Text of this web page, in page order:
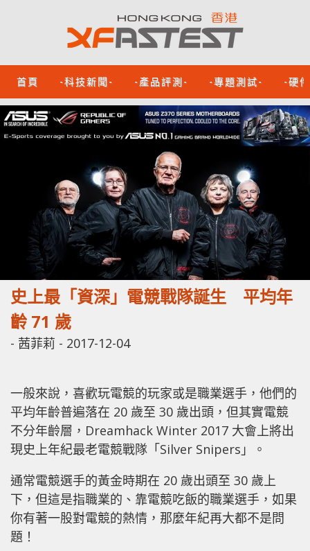
首頁 -科技新聞- -產品評測- -專題測試- -硬
史上最「資深」電競戰隊誕生 平均年
齡 71 歲
- 茜菲莉 - 2017-12-04
一般來說，喜歡玩電競的玩家或是職業選手，他們的
平均年齡普遍落在 20 歲至 30 歲出頭，但其實電競
不分年齡層，Dreamhack Winter 2017 大會上將出
現史上年紀最老電競戰隊「Silver Snipers」。
通常電競選手的黃金時期在 20 歲出頭至 30 歲上
下，但這是指職業的、靠電競吃飯的職業選手，如果
你有著一股對電競的熱情，那麼年紀再大都不是問
題！